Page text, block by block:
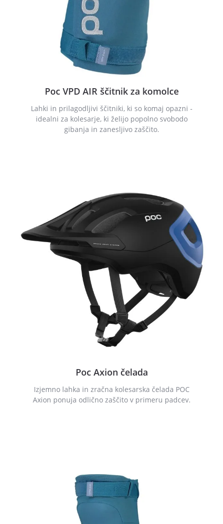
Poc VPD AIR ščitnik za komolce
Lahki in prilagodljivi ščitniki, ki so komaj opazni -
idealni za kolesarje, ki želijo popolno svobodo
gibanja in zanesljivo zaščito.
Poc Axion čelada
Izjemno lahka in zračna kolesarska čelada POC
Axion ponuja odlično zaščito v primeru padcev.